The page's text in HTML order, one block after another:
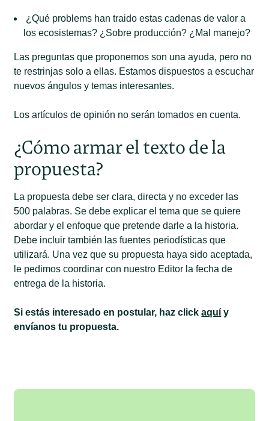
¿Qué problems han traido estas cadenas de valor a
los ecosistemas? ¿Sobre producción? ¿Mal manejo?
Las preguntas que proponemos son una ayuda, pero no
te restrinjas solo a ellas. Estamos dispuestos a escuchar
nuevos ángulos y temas interesantes.
Los artículos de opinión no serán tomados en cuenta.
¿Cómo armar el texto de la
propuesta?
La propuesta debe ser clara, directa y no exceder las
500 palabras. Se debe explicar el tema que se quiere
abordar y el enfoque que pretende darle a la historia.
Debe incluir también las fuentes periodísticas que
utilizará. Una vez que su propuesta haya sido aceptada,
le pedimos coordinar con nuestro Editor la fecha de
entrega de la historia.
Si estás interesado en postular, haz clickaquí y
envíanos tu propuesta.